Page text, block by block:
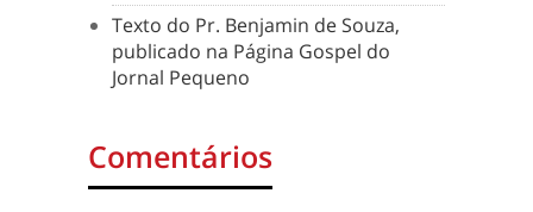
Texto do Pr. Benjamin de Souza,
publicado na Página Gospel do
Jornal Pequeno
Comentários